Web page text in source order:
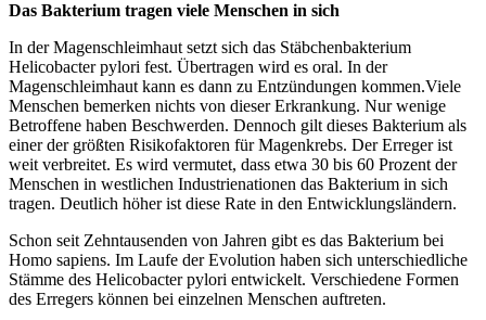
Das Bakterium tragen viele Menschen in sich
In der Magenschleimhaut setzt sich das Stäbchenbakterium
Helicobacter pylori fest. Übertragen wird es oral. In der
Magenschleimhaut kann es dann zu Entzündungen kommen.Viele
Menschen bemerken nichts von dieser Erkrankung. Nur wenige
Betroffene haben Beschwerden. Dennoch gilt dieses Bakterium als
einer der größten Risikofaktoren für Magenkrebs. Der Erreger ist
weit verbreitet. Es wird vermutet, dass etwa 30 bis 60 Prozent der
Menschen in westlichen Industrienationen das Bakterium in sich
tragen. Deutlich höher ist diese Rate in den Entwicklungsländern.
Schon seit Zehntausenden von Jahren gibt es das Bakterium bei
Homo sapiens. Im Laufe der Evolution haben sich unterschiedliche
Stämme des Helicobacter pylori entwickelt. Verschiedene Formen
des Erregers können bei einzelnen Menschen auftreten.